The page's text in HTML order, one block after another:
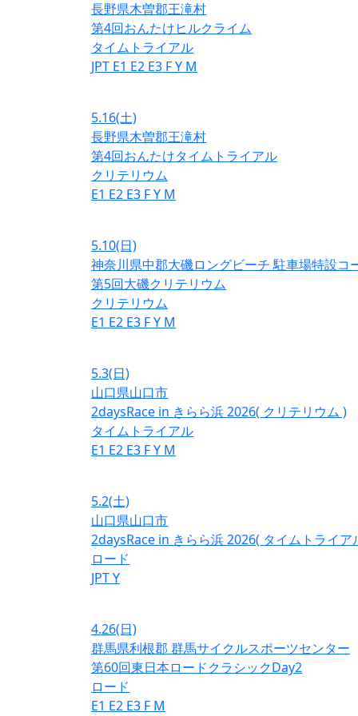
長野県木曽郡王滝村
第4回おんたけヒルクライム
タイムトライアル
JPT E1 E2 E3 FY M
5.16(土)
長野県木曽郡王滝村
第4回おんたけタイムトライアル
クリテリウム
E1 E2 E3 FY M
5.10(日)
神奈川県中郡大磯ロングビーチ 駐車場特設コ
第5回大磯クリテリウム
クリテリウム
E1 E2 E3 FY M
5.3(日)
山口県山口市
2daysRace in きらら浜 2026( クリテリウム )
タイムトライアル
E1 E2 E3 FY M
5.2(土)
山口県山口市
2daysRace in きらら浜 2026( タイムトライア
ロード
JPTY
4.26(日)
群馬県利根郡 群馬サイクルスポーツセンター
第60回東日本ロードクラシックDay2
ロード
E1 E2 E3 F M